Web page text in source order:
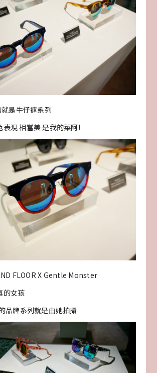
是牛仔褲系列
表現 相當美 是我的菜阿!
FLOOR X Gentle Monster
的女孩
品牌系列就是由她拍攝